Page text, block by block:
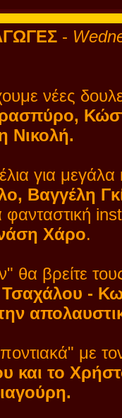
-
νέες
Νικολή.
για μεγάλα
Βαγγέλη
φανταστική
Χάρο.
θα βρείτε
-
με
και το